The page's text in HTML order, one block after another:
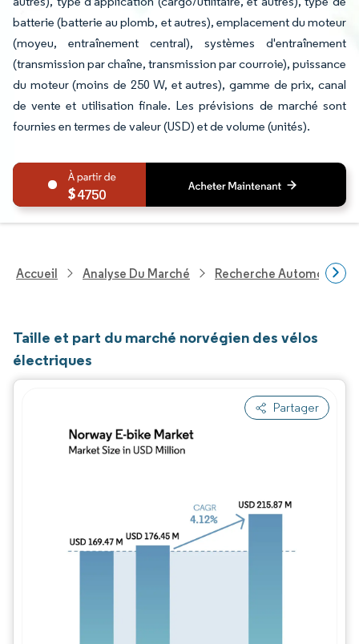
batterie (batterie au plomb, et autres), emplacement du moteur
(moyeu, entraînement central), systèmes d'entraînement
(transmission par chaîne, transmission par courroie), puissance
du moteur (moins de 250 W, et autres), gamme de prix, canal
de vente et utilisation finale. Les prévisions de marché sont
fournies en termes de valeur (USD) et de volume (unités).
4750
Accueil Analyse Du Marché Recherche Automobile
Taille et part du marché norvégien des vélos
électriques
Partager